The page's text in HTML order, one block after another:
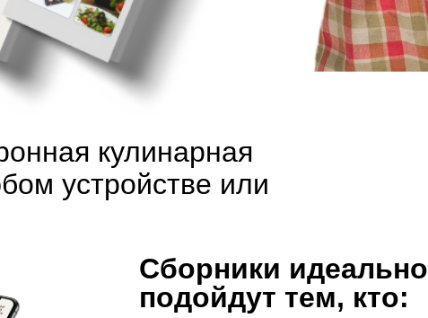
кулинарная
устройстве или
Сборники идеально
подойдут тем, кто: